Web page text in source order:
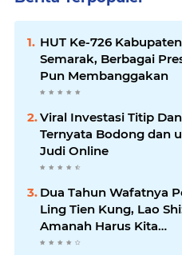
HUT Ke-726
Semarak, Berbagai
Pun Membanggakan
Viral Investasi Titip
Ternyata Bodong dan
Judi Online
Dua Tahun Wafatnya
Ling Tien Kung, Lao
Amanah Harus Kita
Laksanakan!